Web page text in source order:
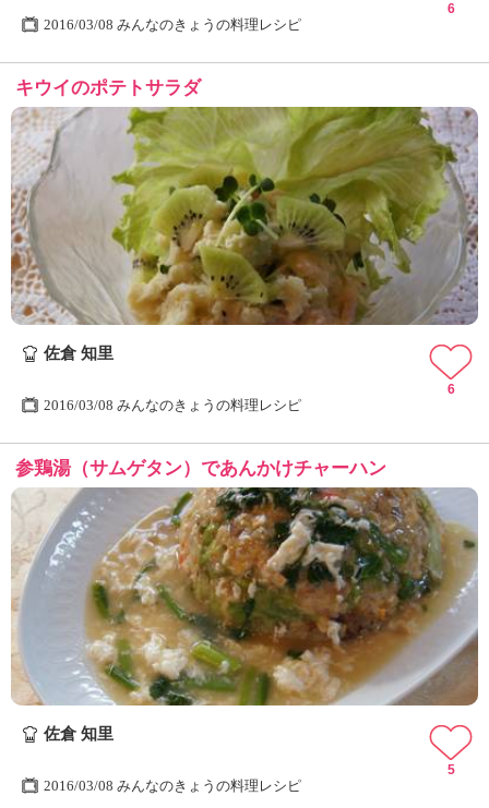
2016/03/08 みんなのきょうの料理レシピ
6
キウイのポテトサラダ
佐倉 知里
2016/03/08 みんなのきょうの料理レシピ
6
参鶏湯（サムゲタン）であんかけチャーハン
佐倉 知里
2016/03/08 みんなのきょうの料理レシピ
5